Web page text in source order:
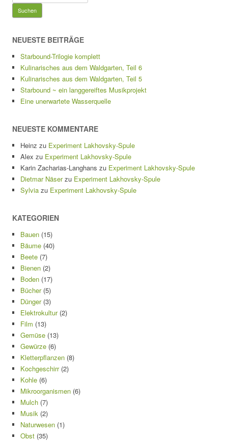
nach:
NEUESTE BEITRÄGE
Starbound-Trilogie komplett
Kulinarisches aus dem Waldgarten, Teil 6
Kulinarisches aus dem Waldgarten, Teil 5
Starbound ~ ein langgereiftes Musikprojekt
Eine unerwartete Wasserquelle
NEUESTE KOMMENTARE
Heinz zu Experiment Lakhovsky-Spule
Alex zu Experiment Lakhovsky-Spule
Karin Zacharias-Langhans zu Experiment Lakhovsky-Spule
Dietmar Näserzu Experiment Lakhovsky-Spule
Sylvia zu Experiment Lakhovsky-Spule
KATEGORIEN
Bauen (15)
Bäume (40)
Beete (7)
Bienen (2)
Boden (17)
Bücher(5)
Dünger(3)
Elektrokultur(2)
Film (13)
Gemüse (13)
Gewürze (6)
Kletterpflanzen (8)
Kochgeschirr(2)
Kohle (6)
Mikroorganismen (6)
Mulch (7)
Musik (2)
Naturwesen (1)
Obst (35)